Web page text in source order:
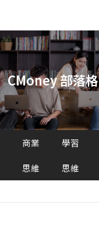
CMoney 部落格
商業
思維
學習
思維